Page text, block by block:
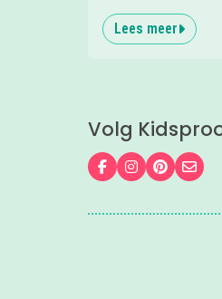
zwembad of een cool
natuurspeelpark?
voor de leukste,
Lees meer
Volg
Volg ons op
Volg ons op
Volg ons
Mail